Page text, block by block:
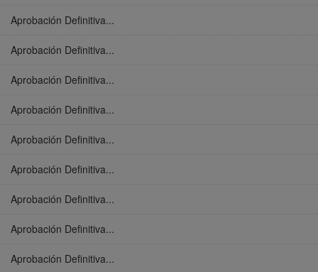
Aprobación Definitiva...
Aprobación Definitiva...
Aprobación Definitiva...
Aprobación Definitiva...
Aprobación Definitiva...
Aprobación Definitiva...
Aprobación Definitiva...
Aprobación Definitiva...
Aprobación Definitiva...